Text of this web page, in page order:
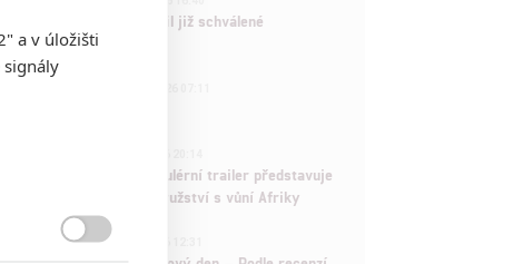
Marvel nečekaně zrušil již schválené
pokračování
433
Děti krve a kostí: Regulérní trailer představuje
akční fantasy dobrodružství s vůní Afriky
ČLÁNEK | 30.07.2026 12:31
a v úložišti
signály